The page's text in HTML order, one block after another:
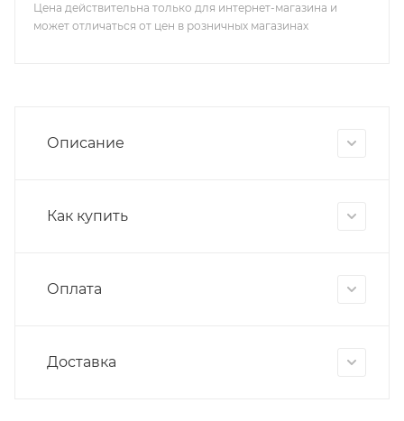
Цена действительна только для интернет-магазина и
может отличаться от цен в розничных магазинах
Описание
Как купить
Оплата
Доставка